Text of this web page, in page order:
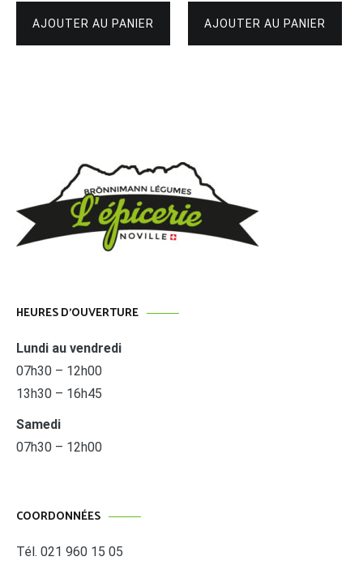
AJOUTER AU PANIER AJOUTER AU PANIER
HEURES D’OUVERTURE
Lundi au vendredi
07h30 – 12h00
13h30 – 16h45
Samedi
07h30 – 12h00
COORDONNÉES
Tél. 021 960 15 05